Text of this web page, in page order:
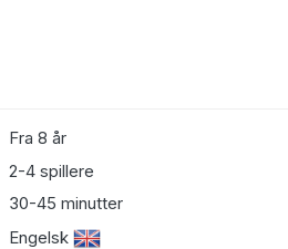
Fra 8 år
2-4 spillere
30-45 minutter
Engelsk